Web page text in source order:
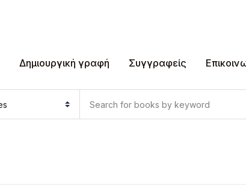
Δημιουργική γραφή Συγγραφείς